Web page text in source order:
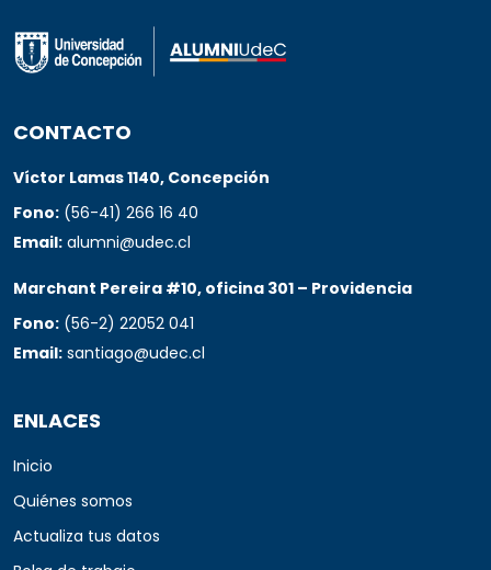
CONTACTO
Víctor Lamas 1140, Concepción
Fono: (56-41) 266 16 40
Email: alumni@udec.cl
Marchant Pereira #10, oficina 301 – Providencia
Fono: (56-2) 22052 041
Email: santiago@udec.cl
ENLACES
Inicio
Quiénes somos
Actualiza tus datos